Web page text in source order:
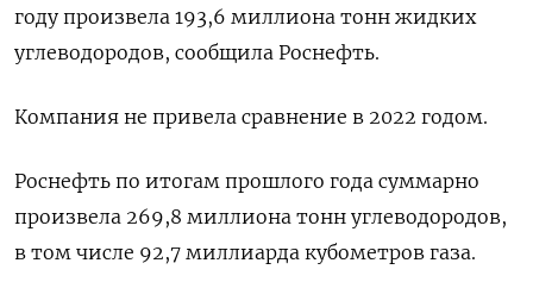
году произвела 193,6 миллиона тонн жидких
углеводородов, сообщила Роснефть.
Компания не привела сравнение в 2022 годом.
Роснефть по итогам прошлого года суммарно
произвела 269,8 миллиона тонн углеводородов,
в том числе 92,7 миллиарда кубометров газа.